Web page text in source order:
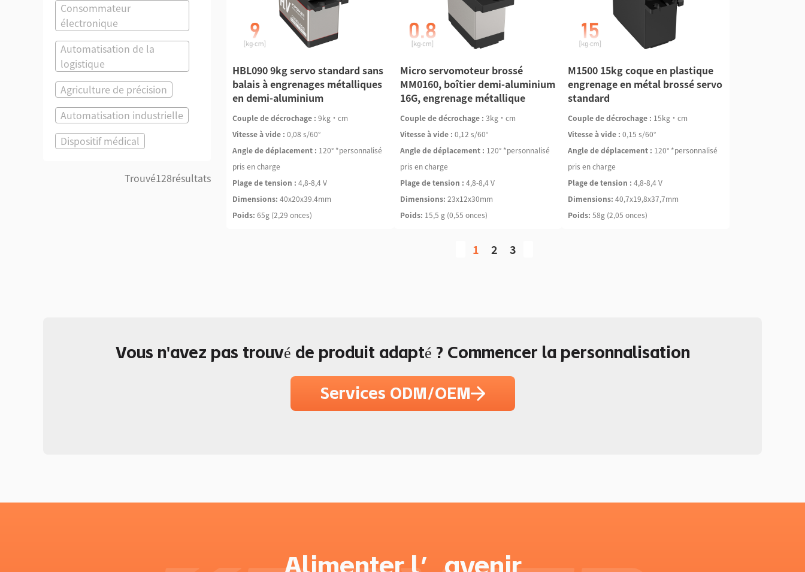
Consommateur
électronique
Automatisation de la
logistique
Agriculture de précision
Automatisation industrielle
Dispositif médical
Trouvé128résultats
HBL090 9kg servo standard sans
balais à engrenages métalliques
en demi-aluminium
Couple de décrochage : 9kg·cm
Vitesse à vide : 0,08 s/60°
Angle de déplacement : 120° *personnalisé
pris en charge
Plage de tension : 4,8-8,4 V
Dimensions: 40x20x39.4mm
Poids: 65g (2,29 onces)
Micro servomoteur brossé
MM0160, boîtier demi-aluminium
16G, engrenage métallique
Couple de décrochage : 3kg·cm
Vitesse à vide : 0,12 s/60°
Angle de déplacement : 120° *personnalisé
pris en charge
Plage de tension : 4,8-8,4 V
Dimensions: 23x12x30mm
Poids: 15,5 g (0,55 onces)
M1500 15kg coque en plastique
engrenage en métal brossé servo
standard
Couple de décrochage : 15kg·cm
Vitesse à vide : 0,15 s/60°
Angle de déplacement : 120° *personnalisé
pris en charge
Plage de tension : 4,8-8,4 V
Dimensions: 40,7x19,8x37,7mm
Poids: 58g (2,05 onces)
1 2 3
Vous n'avez pas trouvé de produit adapté ? Commencer la personnalisation
Services ODM/OEM
Alimenter l’avenir